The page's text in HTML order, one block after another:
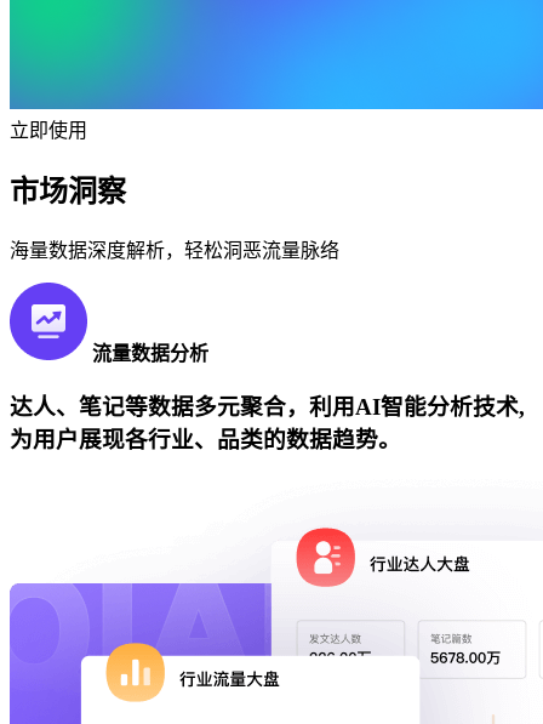
立即使用
市场洞察
海量数据深度解析，轻松洞恶流量脉络
流量数据分析
达人、笔记等数据多元聚合，利用AI智能分析技术,
为用户展现各行业、品类的数据趋势。